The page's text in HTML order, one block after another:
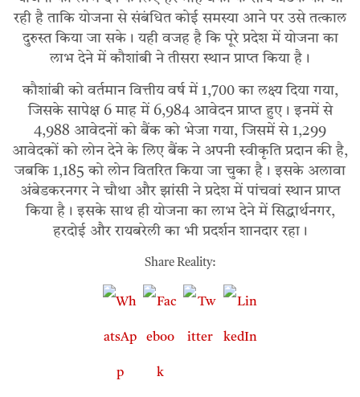
रही है ताकि योजना से संबंधित कोई समस्या आने पर उसे तत्काल
दुरुस्त किया जा सके। यही वजह है कि पूरे प्रदेश में योजना का
लाभ देने में कौशांबी ने तीसरा स्थान प्राप्त किया है।
कौशांबी को वर्तमान वित्तीय वर्ष में 1,700 का लक्ष्य दिया गया,
जिसके सापेक्ष 6 माह में 6,984 आवेदन प्राप्त हुए। इनमें से
4,988 आवेदनों को बैंक को भेजा गया, जिसमें से 1,299
आवेदकों को लोन देने के लिए बैंक ने अपनी स्वीकृति प्रदान की है,
जबकि 1,185 को लोन वितरित किया जा चुका है। इसके अलावा
अंबेडकरनगर ने चौथा और झांसी ने प्रदेश में पांचवां स्थान प्राप्त
किया है। इसके साथ ही योजना का लाभ देने में सिद्धार्थनगर,
हरदोई और रायबरेली का भी प्रदर्शन शानदार रहा।
Share Reality: